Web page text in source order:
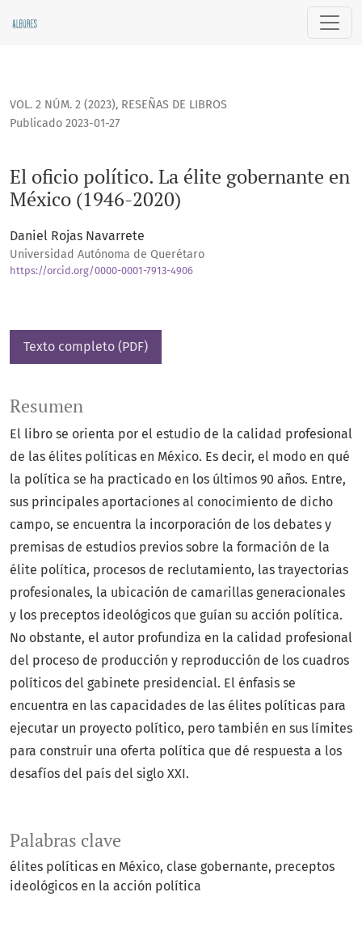
El oficio político. La élite gobernante en México (1946-2020)
VOL. 2 NÚM. 2 (2023), RESEÑAS DE LIBROS
El oficio político. La élite gobernante en
México (1946-2020)
Publicado 2023-01-27
Daniel Rojas Navarrete
Universidad Autónoma de Querétaro
https://orcid.org/0000-0001-7913-4906
Texto completo (PDF)
Palabras clave
élites políticas en México clase gobernante preceptos
ideológicos en la acción política
Resumen
El libro se orienta por el estudio de la calidad profesional
de las élites políticas en México. Es decir, el modo en qué
la política se ha practicado en los últimos 90 años. Entre,
sus principales aportaciones al conocimiento de dicho
campo, se encuentra la incorporación de los debates y
premisas de estudios previos sobre la formación de la
élite política, procesos de reclutamiento, las trayectorias
profesionales, la ubicación de camarillas generacionales
y los preceptos ideológicos que guían su acción política.
No obstante, el autor profundiza en la calidad profesional
del proceso de producción y reproducción de los cuadros
políticos del gabinete presidencial. El énfasis se
encuentra en las capacidades de las élites políticas para
ejecutar un proyecto político, pero también en sus límites
para construir una oferta política que dé respuesta a los
desafíos del país del siglo XXI.